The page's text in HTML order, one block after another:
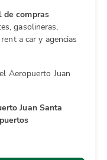
de compras
gasolineras,
a car y agencias
Aeropuerto Juan
Juan Santa